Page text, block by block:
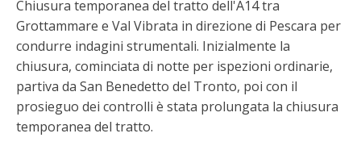
Chiusura temporanea del tratto dell'A14 tra
Grottammare e Val Vibrata in direzione di Pescara per
condurre indagini strumentali. Inizialmente la
chiusura, cominciata di notte per ispezioni ordinarie,
partiva da San Benedetto del Tronto, poi con il
prosieguo dei controlli è stata prolungata la chiusura
temporanea del tratto.